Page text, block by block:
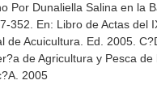
Por Dunaliella Salina en la
352. En: Libro de Actas del
de Acuicultura . Ed. 2005.
de Agricultura y Pesca de
2005